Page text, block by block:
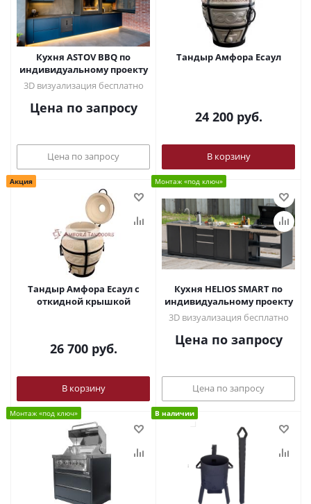
Кухня ASTOV BBQ по
индивидуальному проекту
3D визуализация бесплатно
Цена по запросу
Цена по запросу
Тандыр Амфора Есаул
24 200руб.
В корзину
Акция
Тандыр Амфора Есаул c
откидной крышкой
26 700руб.
В корзину
Монтаж «под ключ»
Кухня HELIOS SMART по
индивидуальному проекту
3D визуализация бесплатно
Цена по запросу
Цена по запросу
Монтаж «под ключ» В наличии